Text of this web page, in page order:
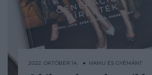
2022. OKTÓBER 14. ● HAMU ÉS GYÉMÁNT